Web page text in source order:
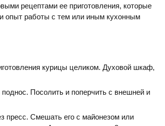
рецептами ее приготовления, которые
опыт работы с тем или иным кухонным
курицы целиком. Духовой шкаф,
Посолить и поперчить с внешней и
пресс. Смешать его с майонезом или